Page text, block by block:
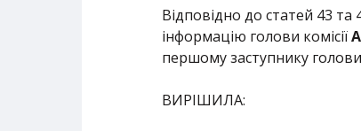
Відповідно до статей 43
інформацію голови комісії
першому заступнику голови
ВИРІШИЛА: